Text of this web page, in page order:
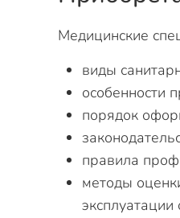
Медицинские
виды
особенности
порядок
правила
методы